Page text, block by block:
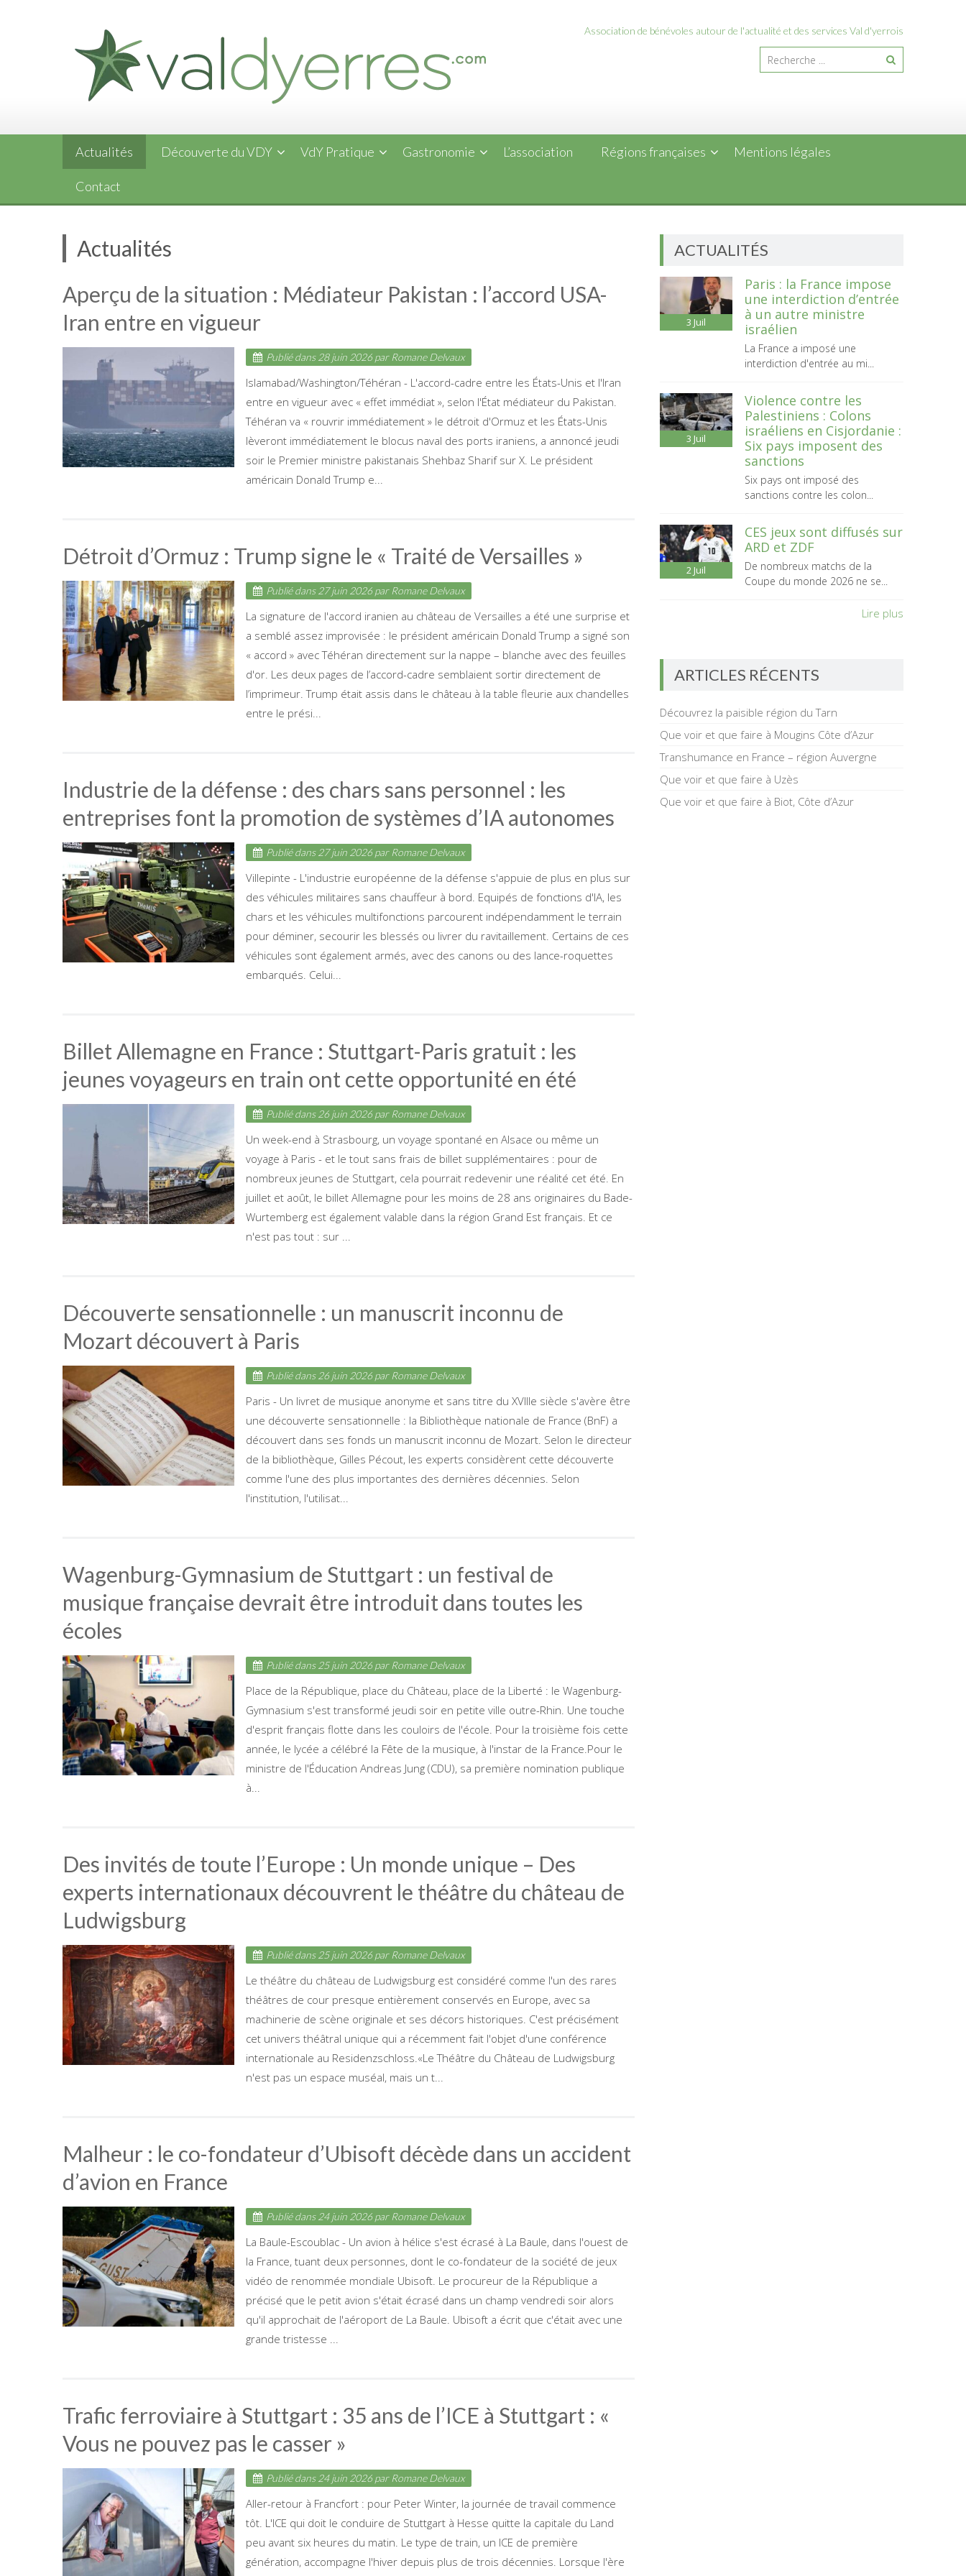
Association de bénévoles autour de l'actualité et des services Val d'yerrois
Actualités Découverte du VDY VdY Pratique Gastronomie L’association Régions françaises Mentions légales
Contact
Actualités
Aperçu de la situation : Médiateur Pakistan : l’accord USA-
Iran entre en vigueur
Publié dans 28 juin 2026par Romane Delvaux
Islamabad/Washington/Téhéran - L'accord-cadre entre les États-Unis et l'Iran
entre en vigueur avec « effet immédiat », selon l'État médiateur du Pakistan.
Téhéran va « rouvrir immédiatement » le détroit d'Ormuz et les États-Unis
lèveront immédiatement le blocus naval des ports iraniens, a annoncé jeudi
soir le Premier ministre pakistanais Shehbaz Sharif sur X. Le président
américain Donald Trump e...
Détroit d’Ormuz : Trump signe le « Traité de Versailles »
Publié dans 27 juin 2026par Romane Delvaux
La signature de l'accord iranien au château de Versailles a été une surprise et
a semblé assez improvisée : le président américain Donald Trump a signé son
« accord » avec Téhéran directement sur la nappe – blanche avec des feuilles
d'or. Les deux pages de l’accord-cadre semblaient sortir directement de
l’imprimeur. Trump était assis dans le château à la table fleurie aux chandelles
entre le prési...
Industrie de la défense : des chars sans personnel : les
entreprises font la promotion de systèmes d’IA autonomes
Publié dans 27 juin 2026par Romane Delvaux
Villepinte - L'industrie européenne de la défense s'appuie de plus en plus sur
des véhicules militaires sans chauffeur à bord. Equipés de fonctions d'IA, les
chars et les véhicules multifonctions parcourent indépendamment le terrain
pour déminer, secourir les blessés ou livrer du ravitaillement. Certains de ces
véhicules sont également armés, avec des canons ou des lance-roquettes
embarqués. Celui...
Billet Allemagne en France : Stuttgart-Paris gratuit : les
jeunes voyageurs en train ont cette opportunité en été
Publié dans 26 juin 2026par Romane Delvaux
Un week-end à Strasbourg, un voyage spontané en Alsace ou même un
voyage à Paris - et le tout sans frais de billet supplémentaires : pour de
nombreux jeunes de Stuttgart, cela pourrait redevenir une réalité cet été. En
juillet et août, le billet Allemagne pour les moins de 28 ans originaires du Bade-
Wurtemberg est également valable dans la région Grand Est français. Et ce
n'est pas tout : sur ...
Découverte sensationnelle : un manuscrit inconnu de
Mozart découvert à Paris
Publié dans 26 juin 2026par Romane Delvaux
Paris - Un livret de musique anonyme et sans titre du XVIIIe siècle s'avère être
une découverte sensationnelle : la Bibliothèque nationale de France (BnF) a
découvert dans ses fonds un manuscrit inconnu de Mozart. Selon le directeur
de la bibliothèque, Gilles Pécout, les experts considèrent cette découverte
comme l'une des plus importantes des dernières décennies. Selon
l'institution, l'utilisat...
Wagenburg-Gymnasium de Stuttgart : un festival de
musique française devrait être introduit dans toutes les
écoles
Publié dans 25 juin 2026par Romane Delvaux
Place de la République, place du Château, place de la Liberté : le Wagenburg-
Gymnasium s'est transformé jeudi soir en petite ville outre-Rhin. Une touche
d'esprit français flotte dans les couloirs de l'école. Pour la troisième fois cette
année, le lycée a célébré la Fête de la musique, à l'instar de la France.Pour le
ministre de l'Éducation Andreas Jung (CDU), sa première nomination publique
à...
Des invités de toute l’Europe : Un monde unique – Des
experts internationaux découvrent le théâtre du château de
Ludwigsburg
Publié dans 25 juin 2026par Romane Delvaux
Le théâtre du château de Ludwigsburg est considéré comme l'un des rares
théâtres de cour presque entièrement conservés en Europe, avec sa
machinerie de scène originale et ses décors historiques. C'est précisément
cet univers théâtral unique qui a récemment fait l'objet d'une conférence
internationale au Residenzschloss.«Le Théâtre du Château de Ludwigsburg
n'est pas un espace muséal, mais un t...
Malheur : le co-fondateur d’Ubisoft décède dans un accident
d’avion en France
Publié dans 24 juin 2026par Romane Delvaux
La Baule-Escoublac - Un avion à hélice s'est écrasé à La Baule, dans l'ouest de
la France, tuant deux personnes, dont le co-fondateur de la société de jeux
vidéo de renommée mondiale Ubisoft. Le procureur de la République a
précisé que le petit avion s'était écrasé dans un champ vendredi soir alors
qu'il approchait de l'aéroport de La Baule. Ubisoft a écrit que c'était avec une
grande tristesse ...
Trafic ferroviaire à Stuttgart : 35 ans de l’ICE à Stuttgart : «
Vous ne pouvez pas le casser »
Publié dans 24 juin 2026par Romane Delvaux
Aller-retour à Francfort : pour Peter Winter, la journée de travail commence
tôt. L'ICE qui doit le conduire de Stuttgart à Hesse quitte la capitale du Land
peu avant six heures du matin. Le type de train, un ICE de première
génération, accompagne l'hiver depuis plus de trois décennies. Lorsque l'ère
ACTUALITÉS
3 Juil
Paris : la France impose
une interdiction d’entrée
à un autre ministre
israélien
La France a imposé une
interdiction d'entrée au mi...
3 Juil
Violence contre les
Palestiniens : Colons
israéliens en Cisjordanie :
Six pays imposent des
sanctions
Six pays ont imposé des
sanctions contre les colon...
2 Juil
CES jeux sont diffusés sur
ARD et ZDF
De nombreux matchs de la
Coupe du monde 2026 ne se...
Lire plus
ARTICLES RÉCENTS
Découvrez la paisible région du Tarn
Que voir et que faire à Mougins Côte d’Azur
Transhumance en France – région Auvergne
Que voir et que faire à Uzès
Que voir et que faire à Biot, Côte d’Azur